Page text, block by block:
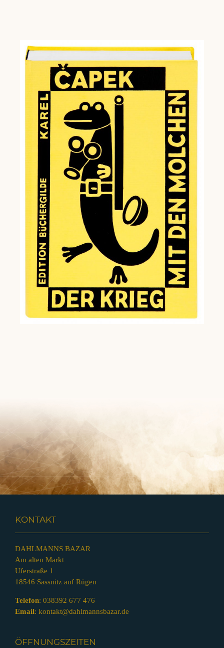
KONTAKT
DAHLMANNS BAZAR
Am alten Markt
Uferstraße 1
18546 Sassnitz auf Rügen
Telefon: 038392 677 476
Email: kontakt@dahlmannsbazar.de
ÖFFNUNGSZEITEN